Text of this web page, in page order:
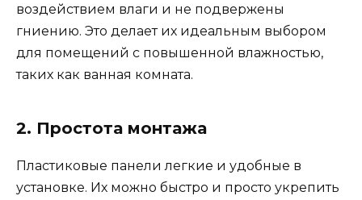
воздействием влаги и не подвержены
гниению. Это делает их идеальным выбором
для помещений с повышенной влажностью,
таких как ванная комната.
2. Простота монтажа
Пластиковые панели легкие и удобные в
установке. Их можно быстро и просто укрепить